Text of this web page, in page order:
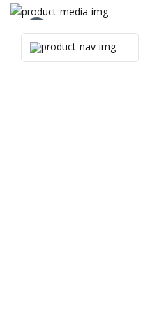
ver foto